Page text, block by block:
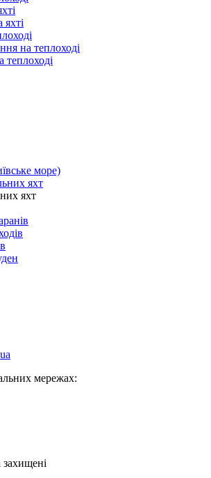
яхті
на теплоході
теплоході
море)
яхт
яхт
мережах: